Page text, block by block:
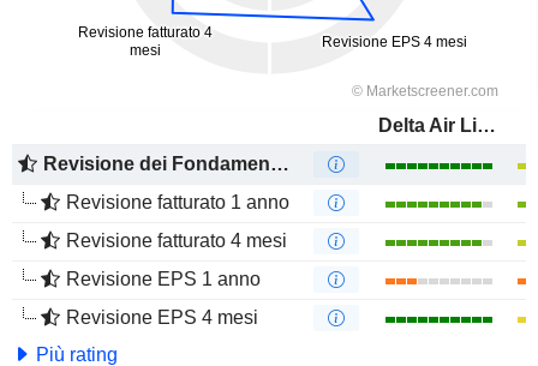
Delta Air Lines, Inc.
Revisione dei Fondamentali
Revisione fatturato 1 anno
Revisione fatturato 4 mesi
Revisione EPS 1 anno
Revisione EPS 4 mesi
Più rating